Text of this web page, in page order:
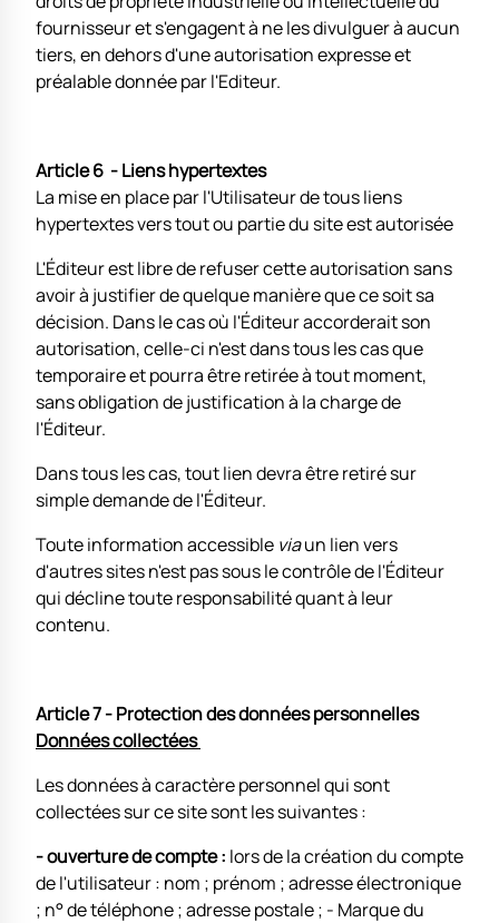
fournisseur et s'engagent à ne les divulguer à aucun
tiers, en dehors d'une autorisation expresse et
préalable donnée par l'Editeur.
Article 6 - Liens hypertextes
La mise en place par l'Utilisateur de tous liens
hypertextes vers tout ou partie du site est autorisée
L'Éditeur est libre de refuser cette autorisation sans
avoir à justifier de quelque manière que ce soit sa
décision. Dans le cas où l'Éditeur accorderait son
autorisation, celle-ci n'est dans tous les cas que
temporaire et pourra être retirée à tout moment,
sans obligation de justification à la charge de
l'Éditeur.
Dans tous les cas, tout lien devra être retiré sur
simple demande de l'Éditeur.
Toute information accessible viaun lien vers
d'autres sites n'est pas sous le contrôle de l'Éditeur
qui décline toute responsabilité quant à leur
contenu.
Article 7 - Protection des données personnelles
Données collectées
Les données à caractère personnel qui sont
collectées sur ce site sont les suivantes :
- ouverture de compte : lors de la création du compte
de l'utilisateur : nom ; prénom ; adresse électronique
; n° de téléphone ; adresse postale ; - Marque du